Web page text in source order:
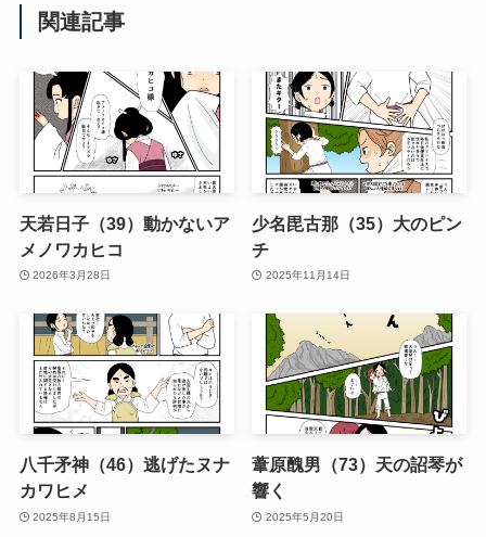
関連記事
天若日子（39）動かないア
メノワカヒコ
2026年3月28日
少名毘古那（35）大のピン
チ
2025年11月14日
八千矛神（46）逃げたヌナ
カワヒメ
2025年8月15日
葦原醜男（73）天の詔琴が
響く
2025年5月20日